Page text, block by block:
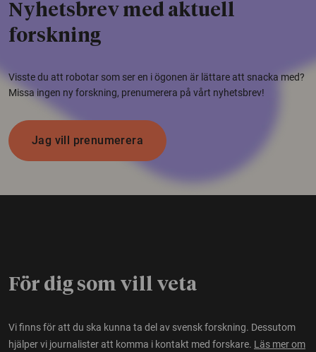
Nyhetsbrev med aktuell
forskning
Visste du att robotar som ser en i ögonen är lättare att snacka med?
Missa ingen ny forskning, prenumerera på vårt nyhetsbrev!
Jag vill prenumerera
För dig som vill veta
Vi finns för att du ska kunna ta del av svensk forskning. Dessutom
hjälper vi journalister att komma i kontakt med forskare. Läs mer om